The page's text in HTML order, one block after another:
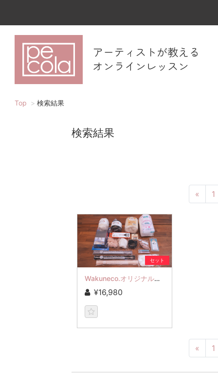
アーティストが教える
オンラインレッスン
Top 検索結果
検索結果
« 1
セット
Wakuneco.オリジナルキット
¥16,980
« 1